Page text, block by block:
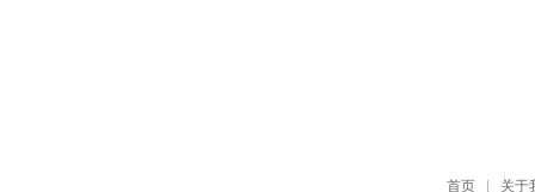
首页 关于